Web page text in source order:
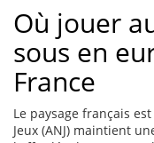
Où jouer
sous en
France
Le paysage français
Jeux (ANJ) maintient